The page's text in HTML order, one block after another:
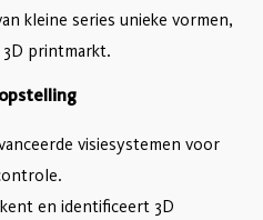
kleine series unieke vormen,
printmarkt.
visiesystemen voor
en identificeert 3D